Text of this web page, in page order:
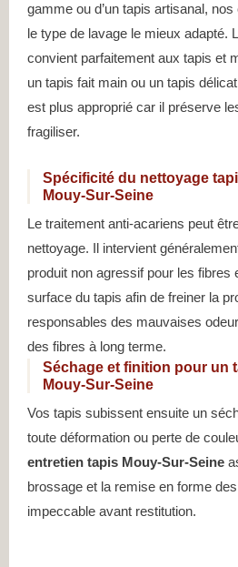
gamme ou d’un tapis artisanal,
le type de lavage le mieux adapté.
convient parfaitement aux tapis et
un tapis fait main ou un tapis
est plus approprié car il préserve
fragiliser.
Spécificité du nettoyage
Mouy-Sur-Seine
Le traitement anti-acariens peut
nettoyage. Il intervient
produit non agressif pour les fibres
surface du tapis afin de freiner la
responsables des mauvaises
des fibres à long terme.
Séchage et finition pour un
Mouy-Sur-Seine
Vos tapis subissent ensuite un
toute déformation ou perte de
entretien tapis Mouy-Sur-Seine
brossage et la remise en forme
impeccable avant restitution.